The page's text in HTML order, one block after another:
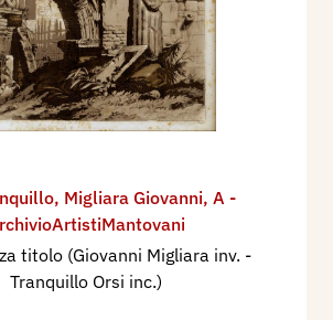
, Migliara Giovanni, A -
titolo (Giovanni Migliara inv. -
Tranquillo Orsi inc.)